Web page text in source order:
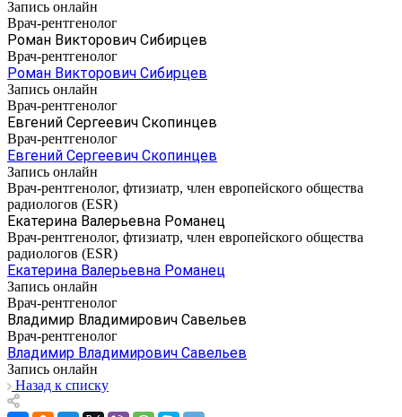
Запись онлайн
Врач-рентгенолог
Роман Викторович Сибирцев
Врач-рентгенолог
Роман Викторович Сибирцев
Запись онлайн
Врач-рентгенолог
Евгений Сергеевич Скопинцев
Врач-рентгенолог
Евгений Сергеевич Скопинцев
Запись онлайн
Врач-рентгенолог, фтизиатр, член европейского общества
радиологов (ESR)
Екатерина Валерьевна Романец
Врач-рентгенолог, фтизиатр, член европейского общества
радиологов (ESR)
Екатерина Валерьевна Романец
Запись онлайн
Врач-рентгенолог
Владимир Владимирович Савельев
Врач-рентгенолог
Владимир Владимирович Савельев
Запись онлайн
Назад к списку